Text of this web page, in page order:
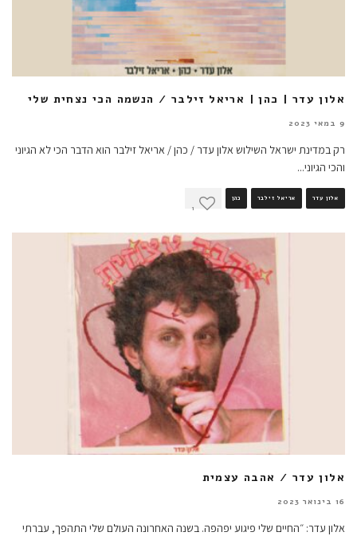
אלון עדר | כהן | אריאל זילבר / הנשמה הכי נצחית שלי
9 במאי 2023
רק במדינת ישראל השילוש אלון עדר / כהן / אריאל זילבר הוא הדבר הכי לא הגיוני
והכי הגיוני...
אלון עדר אריאל זילבר כהן
1
אלון עדר / אהבה עצמית
16 בינואר 2023
אלון עדר: ״החיים שלי פיגוע יפהפה. בשנה האחרונה העולם שלי התהפך, עברתי